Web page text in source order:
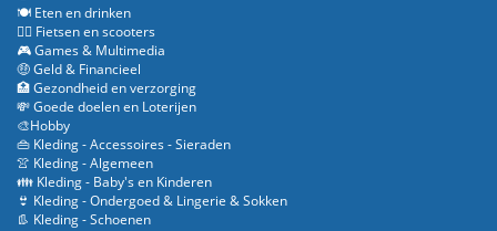
🍽️ Eten en drinken
🚴‍♂️ Fietsen en scooters
🎮 Games & Multimedia
🤑 Geld & Financieel
🏥 Gezondheid en verzorging
💸 Goede doelen en Loterijen
🎨Hobby
👜 Kleding - Accessoires - Sieraden
👚 Kleding - Algemeen
👪 Kleding - Baby's en Kinderen
👙 Kleding - Ondergoed & Lingerie & Sokken
👢 Kleding - Schoenen